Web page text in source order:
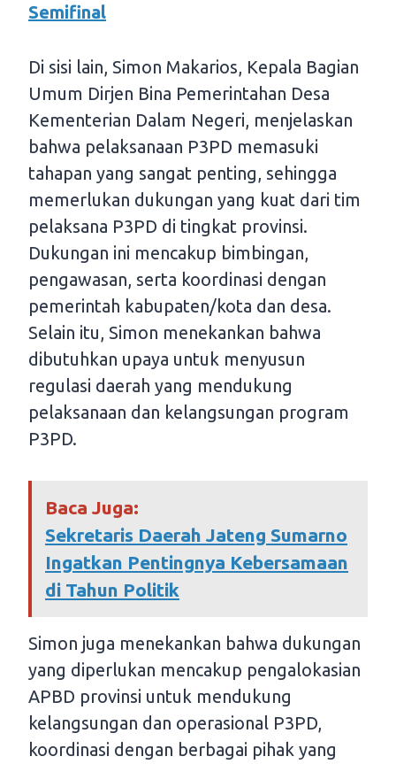
Semifinal
Di sisi lain, Simon Makarios, Kepala Bagian
Umum Dirjen Bina Pemerintahan Desa
Kementerian Dalam Negeri, menjelaskan
bahwa pelaksanaan P3PD memasuki
tahapan yang sangat penting, sehingga
memerlukan dukungan yang kuat dari tim
pelaksana P3PD di tingkat provinsi.
Dukungan ini mencakup bimbingan,
pengawasan, serta koordinasi dengan
pemerintah kabupaten/kota dan desa.
Selain itu, Simon menekankan bahwa
dibutuhkan upaya untuk menyusun
regulasi daerah yang mendukung
pelaksanaan dan kelangsungan program
P3PD.
Baca Juga:
Sekretaris Daerah Jateng Sumarno
Ingatkan Pentingnya Kebersamaan
di Tahun Politik
Simon juga menekankan bahwa dukungan
yang diperlukan mencakup pengalokasian
APBD provinsi untuk mendukung
kelangsungan dan operasional P3PD,
koordinasi dengan berbagai pihak yang